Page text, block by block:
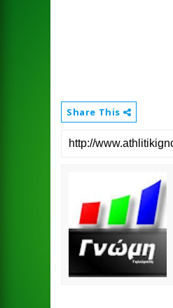
Share This